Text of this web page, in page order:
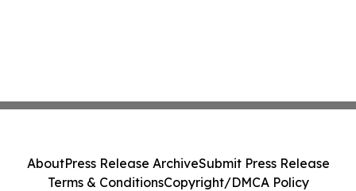
AboutPress Release ArchiveSubmit Press Release
Terms & ConditionsCopyright/DMCA Policy